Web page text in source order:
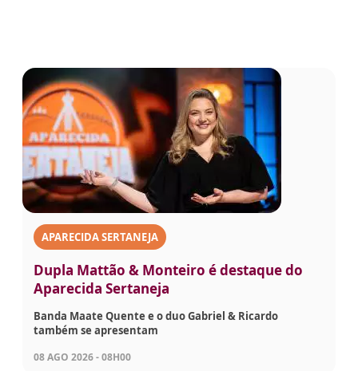
APARECIDA SERTANEJA
Dupla Mattão & Monteiro é destaque do
Aparecida Sertaneja
Banda Maate Quente e o duo Gabriel & Ricardo
também se apresentam
08 AGO 2026 - 08H00